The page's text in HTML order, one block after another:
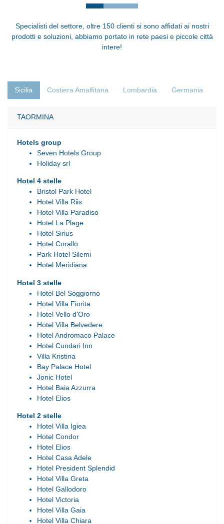
Specialisti del settore, oltre 150 clienti si sono affidati ai nostri
prodotti e soluzioni, abbiamo portato in rete paesi e piccole città
intere!
Sicilia Costiera Amalfitana Lombardia Germania
TAORMINA
Hotels group
Seven Hotels Group
Holiday srl
Hotel 4 stelle
Bristol Park Hotel
Hotel Villa Riis
Hotel Villa Paradiso
Hotel La Plage
Hotel Sirius
Hotel Corallo
Park Hotel Silemi
Hotel Meridiana
Hotel 3 stelle
Hotel Bel Soggiorno
Hotel Villa Fiorita
Hotel Vello d'Oro
Hotel Villa Belvedere
Hotel Andromaco Palace
Hotel Cundari Inn
Villa Kristina
Bay Palace Hotel
Jonic Hotel
Hotel Baia Azzurra
Hotel Elios
Hotel 2 stelle
Hotel Villa Igiea
Hotel Condor
Hotel Elios
Hotel Casa Adele
Hotel President Splendid
Hotel Villa Greta
Hotel Gallodoro
Hotel Victoria
Hotel Villa Gaia
Hotel Villa Chiara